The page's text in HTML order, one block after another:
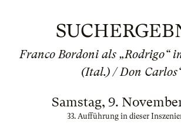
Franco Bordoni als „Rodrigo“
(Ital.) / Don
Samstag, 9.
33. Aufführung in dieser